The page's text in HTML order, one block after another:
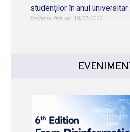
studenților în anul
19/07/2026